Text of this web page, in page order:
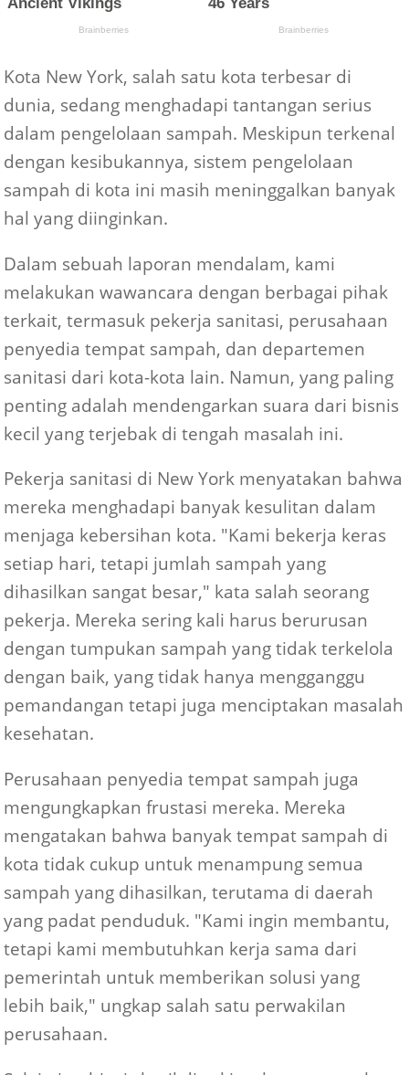
Kota New York, salah satu kota terbesar di
dunia, sedang menghadapi tantangan serius
dalam pengelolaan sampah. Meskipun terkenal
dengan kesibukannya, sistem pengelolaan
sampah di kota ini masih meninggalkan banyak
hal yang diinginkan.
Dalam sebuah laporan mendalam, kami
melakukan wawancara dengan berbagai pihak
terkait, termasuk pekerja sanitasi, perusahaan
penyedia tempat sampah, dan departemen
sanitasi dari kota-kota lain. Namun, yang paling
penting adalah mendengarkan suara dari bisnis
kecil yang terjebak di tengah masalah ini.
Pekerja sanitasi di New York menyatakan bahwa
mereka menghadapi banyak kesulitan dalam
menjaga kebersihan kota. "Kami bekerja keras
setiap hari, tetapi jumlah sampah yang
dihasilkan sangat besar," kata salah seorang
pekerja. Mereka sering kali harus berurusan
dengan tumpukan sampah yang tidak terkelola
dengan baik, yang tidak hanya mengganggu
pemandangan tetapi juga menciptakan masalah
kesehatan.
Perusahaan penyedia tempat sampah juga
mengungkapkan frustasi mereka. Mereka
mengatakan bahwa banyak tempat sampah di
kota tidak cukup untuk menampung semua
sampah yang dihasilkan, terutama di daerah
yang padat penduduk. "Kami ingin membantu,
tetapi kami membutuhkan kerja sama dari
pemerintah untuk memberikan solusi yang
lebih baik," ungkap salah satu perwakilan
perusahaan.